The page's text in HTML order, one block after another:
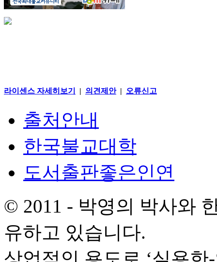
라이센스 자세히보기 | 의견제안| 오류신고
출처안내
한국불교대학
도서출판좋은인연
© 2011 - 박영의 박사와
유하고 있습니다.